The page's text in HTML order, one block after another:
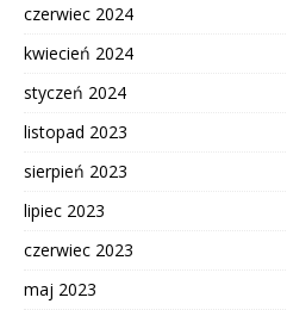
czerwiec 2024
kwiecień 2024
styczeń 2024
listopad 2023
sierpień 2023
lipiec 2023
czerwiec 2023
maj 2023